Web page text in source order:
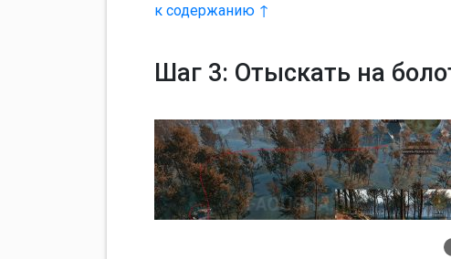
к содержанию ↑
Шаг 3: Отыскать на